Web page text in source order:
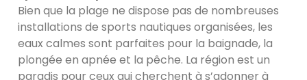
Bien que la plage ne dispose pas de nombreuses
installations de sports nautiques organisées, les
eaux calmes sont parfaites pour la baignade, la
plongée en apnée et la pêche. La région est un
paradis pour ceux qui cherchent à s’adonner à